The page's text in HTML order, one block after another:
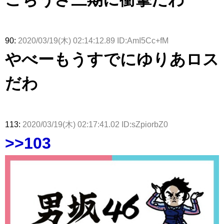
90: 2020/03/19(木) 02:14:12.89 ID:AmI5Cc+fM
やべーもうすでにゆりあロス
だわ
113: 2020/03/19(木) 02:17:41.02 ID:sZpiorbZ0
>>103